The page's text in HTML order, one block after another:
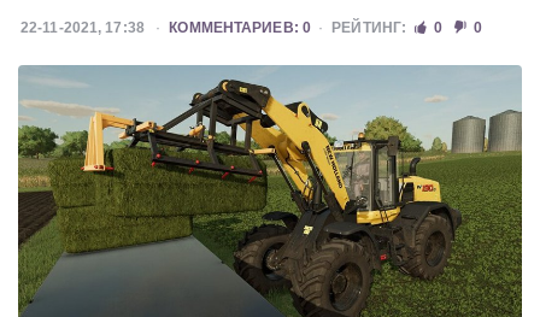
22-11-2021, 17:38 КОММЕНТАРИЕВ: 0 РЕЙТИНГ: 0 0